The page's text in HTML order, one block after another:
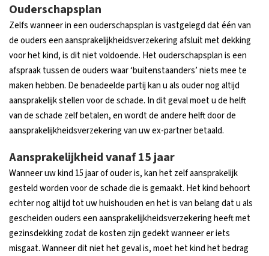
Ouderschapsplan
Zelfs wanneer in een ouderschapsplan is vastgelegd dat één van
de ouders een aansprakelijkheidsverzekering afsluit met dekking
voor het kind, is dit niet voldoende. Het ouderschapsplan is een
afspraak tussen de ouders waar ‘buitenstaanders’ niets mee te
maken hebben. De benadeelde partij kan u als ouder nog altijd
aansprakelijk stellen voor de schade. In dit geval moet u de helft
van de schade zelf betalen, en wordt de andere helft door de
aansprakelijkheidsverzekering van uw ex-partner betaald.
Aansprakelijkheid vanaf 15 jaar
Wanneer uw kind 15 jaar of ouder is, kan het zelf aansprakelijk
gesteld worden voor de schade die is gemaakt. Het kind behoort
echter nog altijd tot uw huishouden en het is van belang dat u als
gescheiden ouders een aansprakelijkheidsverzekering heeft met
gezinsdekking zodat de kosten zijn gedekt wanneer er iets
misgaat. Wanneer dit niet het geval is, moet het kind het bedrag